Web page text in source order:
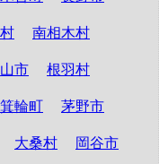
南相木村
市 根羽村
箕輪町 茅野市
大桑村 岡谷市